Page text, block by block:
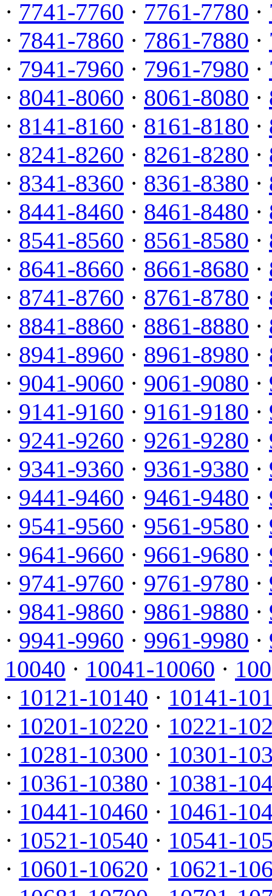
· 7741-7760 · 7761-7780 ·
· 7841-7860 · 7861-7880 ·
· 7941-7960 · 7961-7980 ·
· 8041-8060 · 8061-8080 ·
· 8141-8160 · 8161-8180 ·
· 8241-8260 · 8261-8280 ·
· 8341-8360 · 8361-8380 ·
· 8441-8460 · 8461-8480 ·
· 8541-8560 · 8561-8580 ·
· 8641-8660 · 8661-8680 ·
· 8741-8760 · 8761-8780 ·
· 8841-8860 · 8861-8880 ·
· 8941-8960 · 8961-8980 ·
· 9041-9060 · 9061-9080 ·
· 9141-9160 · 9161-9180 ·
· 9241-9260 · 9261-9280 ·
· 9341-9360 · 9361-9380 ·
· 9441-9460 · 9461-9480 ·
· 9541-9560 · 9561-9580 ·
· 9641-9660 · 9661-9680 ·
· 9741-9760 · 9761-9780 ·
· 9841-9860 · 9861-9880 ·
· 9941-9960 · 9961-9980 ·
10040 · 10041-10060 ·
· 10121-10140 · 10141-
· 10201-10220 · 10221-
· 10281-10300 · 10301-
· 10361-10380 · 10381-
· 10441-10460 · 10461-
· 10521-10540 · 10541-
· 10601-10620 · 10621-